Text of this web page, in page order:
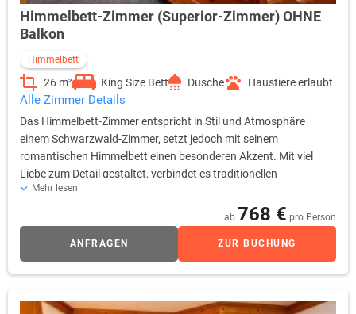
Himmelbett-Zimmer (Superior-Zimmer) OHNE
Balkon
Himmelbett
26 m² King Size Bett Dusche Haustiere erlaubt
Alle Zimmer Details
Das Himmelbett-Zimmer entspricht in Stil und Atmosphäre
einem Schwarzwald-Zimmer, setzt jedoch mit seinem
romantischen Himmelbett einen besonderen Akzent. Mit viel
Liebe zum Detail gestaltet, verbindet es traditionellen
Schwarzwald-Charme mit modernem Komfort und einer
behaglichen Wohlfühlatmosphäre. Die durchdachte
Raumgestaltung schafft einen gemütlichen Rückzugsort für
Ruhe und Entspannung. Dieses Zimmer eignet sich besonders
für Paare und romantische Aufenthalte. Bitte beachten Sie, dass
das Himmelbett-Zimmer über keinen Balkon verfügt.
Mehr lesen
ab 768 € pro Person
ANFRAGEN ZUR BUCHUNG